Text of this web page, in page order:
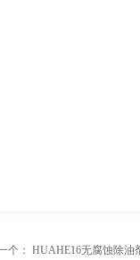
个： HUAHE16无腐蚀除油